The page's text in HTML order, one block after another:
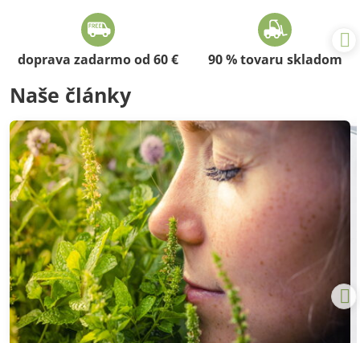
doprava zadarmo od 60 € 90 % tovaru skladom
Naše články